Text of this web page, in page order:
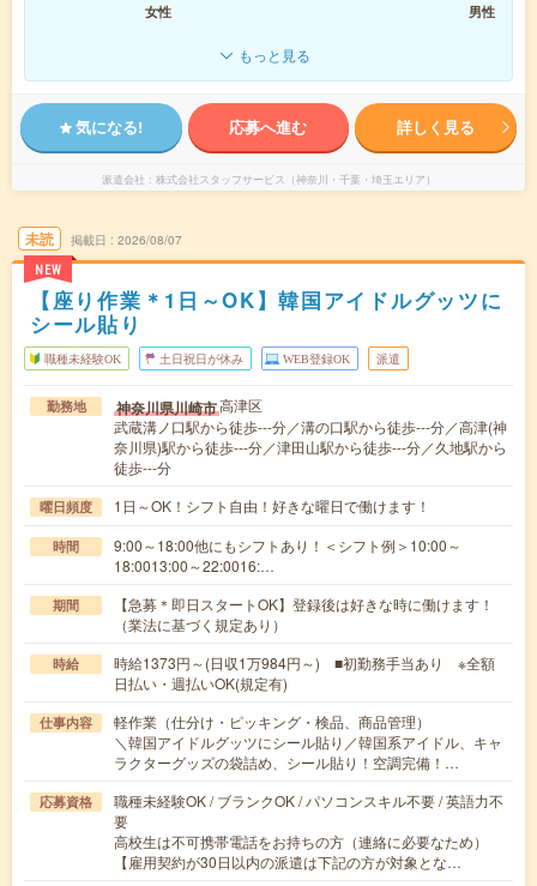
女性 男性
もっと見る
気になる! 応募へ進む 詳しく見る
派遣会社 株式会社スタッフサービス（神奈川・千葉・埼玉エリア）
未読
NEW
掲載日 2026/08/07
【座り作業＊1日～OK】韓国アイドルグッツに
シール貼り
職種未経験OK 土日祝日が休み WEB登録OK 派遣
勤務地 神奈川県川崎市高津区
武蔵溝ノ口駅から徒歩---分／溝の口駅から徒歩---分／高津(神
奈川県)駅から徒歩---分／津田山駅から徒歩---分／久地駅から
徒歩---分
曜日頻度 1日～OK！シフト自由！好きな曜日で働けます！
時間
9:00～18:00他にもシフトあり！＜シフト例＞10:00～
18:0013:00～22:0016:…
期間
【急募＊即日スタートOK】登録後は好きな時に働けます！
（業法に基づく規定あり）
時給
時給1373円～(日収1万984円～) ■初勤務手当あり ※全額
日払い・週払いOK(規定有)
仕事内容
軽作業（仕分け・ピッキング・検品、商品管理）
＼韓国アイドルグッツにシール貼り／韓国系アイドル、キャ
ラクターグッズの袋詰め、シール貼り！空調完備！…
応募資格
職種未経験OK / ブランクOK / パソコンスキル不要 / 英語力不
要
高校生は不可携帯電話をお持ちの方（連絡に必要なため）
【雇用契約が30日以内の派遣は下記の方が対象とな…